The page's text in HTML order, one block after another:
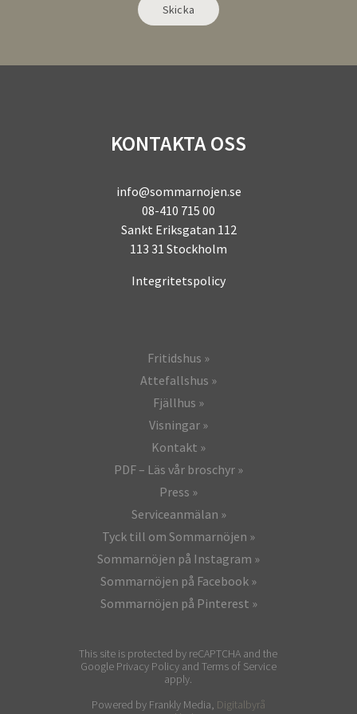
KONTAKTA OSS
info@sommarnojen.se
08-410 715 00
Sankt Eriksgatan 112
113 31 Stockholm
Integritetspolicy
Fritidshus
Attefallshus
Fjällhus
Visningar
Kontakt
PDF – Läs vår broschyr
Press
Serviceanmälan
Tyck till om Sommarnöjen
Sommarnöjen på Instagram
Sommarnöjen på Facebook
Sommarnöjen på Pinterest
This site is protected by reCAPTCHA and the
Google Privacy Policy and Terms of Service
apply.
Powered by Frankly Media, Digitalbyrå